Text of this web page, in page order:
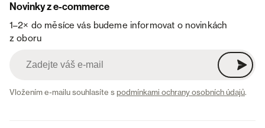
Novinky z e-commerce
1–2× do měsíce vás budeme informovat o novinkách
z oboru
Vložením e-mailu souhlasíte spodmínkami ochrany osobních údajů.